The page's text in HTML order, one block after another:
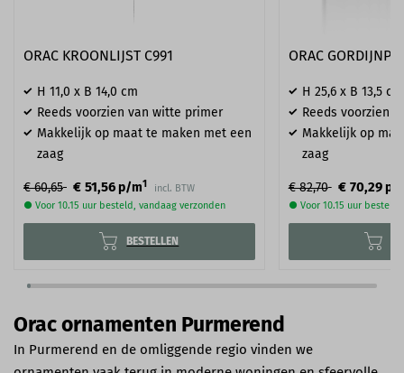
ORAC KROONLIJST C991
H 11,0 x B 14,0 cm
Reeds voorzien van witte primer
Makkelijk op maat te maken met een
zaag
€ 60,65 € 51,56p/m1
incl. BTW
● Voor 10.15 uur besteld, vandaag verzonden
BESTELLEN
ORAC
H 25,6 x B 13,5 cm
Reeds voorzien
Makkelijk op
zaag
€ 82,70 € 70,29p/
● Voor 10.15 uur
Orac ornamenten Purmerend
In Purmerend en de omliggende regio vinden we